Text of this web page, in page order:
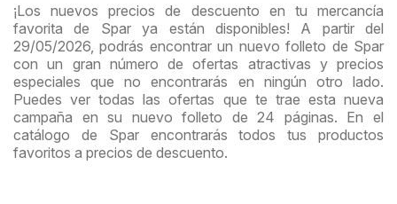
¡Los nuevos precios de descuento en tu mercancía
favorita de Spar ya están disponibles! A partir del
29/05/2026, podrás encontrar un nuevo folleto de Spar
con un gran número de ofertas atractivas y precios
especiales que no encontrarás en ningún otro lado.
Puedes ver todas las ofertas que te trae esta nueva
campaña en su nuevo folleto de 24 páginas. En el
catálogo de Spar encontrarás todos tus productos
favoritos a precios de descuento.